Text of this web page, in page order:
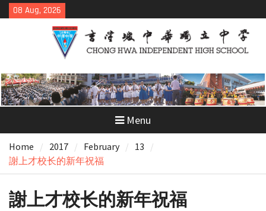
Skip
to
08 Aug, 2026
Menu
Home 2017 February
13
謝上才校长的新年祝福
謝上才校长的新年祝福